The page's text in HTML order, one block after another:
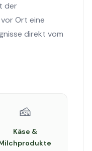
der
Ort eine
direkt vom
🧀
Käse &